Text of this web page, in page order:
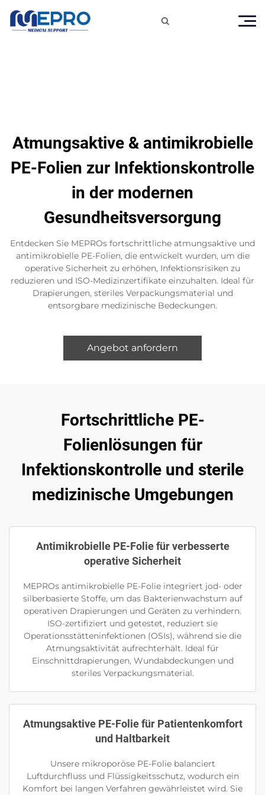

Atmungsaktive & antimikrobielle
PE-Folien zur Infektionskontrolle
in der modernen
Gesundheitsversorgung
Entdecken Sie MEPROs fortschrittliche atmungsaktive und
antimikrobielle PE-Folien, die entwickelt wurden, um die
operative Sicherheit zu erhöhen, Infektionsrisiken zu
reduzieren und ISO-Medizinzertifikate einzuhalten. Ideal für
Drapierungen, steriles Verpackungsmaterial und
entsorgbare medizinische Bedeckungen.
Angebot anfordern
Fortschrittliche PE-
Folienlösungen für
Infektionskontrolle und sterile
medizinische Umgebungen
Antimikrobielle PE-Folie für verbesserte
operative Sicherheit
MEPROs antimikrobielle PE-Folie integriert jod- oder
silberbasierte Stoffe, um das Bakterienwachstum auf
operativen Drapierungen und Geräten zu verhindern.
ISO-zertifiziert und getestet, reduziert sie
Operationsstätteninfektionen (OSIs), während sie die
Atmungsaktivität aufrechterhält. Ideal für
Einschnittdrapierungen, Wundabdeckungen und
steriles Verpackungsmaterial.
Atmungsaktive PE-Folie für Patientenkomfort
und Haltbarkeit
Unsere mikroporöse PE-Folie balanciert
Luftdurchfluss und Flüssigkeitsschutz, wodurch ein
Komfort bei langen Verfahren gewährleistet wird. Sie